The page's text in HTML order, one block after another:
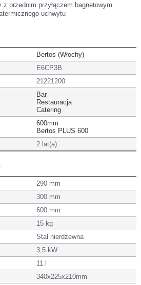
przednim przyłączem bagnetowym
uchwytu
Bertos (Włochy)
E6CP3B
21221200
Bar
Restauracja
Catering
600mm
Bertos PLUS 600
2 lat(a)
290 mm
300 mm
600 mm
15 kg
Stal nierdzewna
3,5 kW
11 l
340x225x210mm